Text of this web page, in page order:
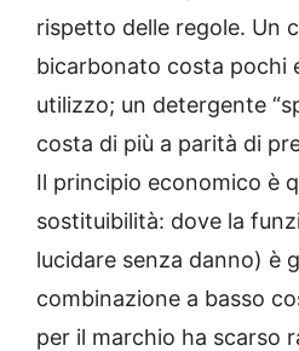
rispetto delle regole. Un
bicarbonato costa pochi
utilizzo; un detergente
costa di più a parità di
Il principio economico è
sostituibilità: dove la
lucidare senza danno) è
combinazione a basso
per il marchio ha scarso